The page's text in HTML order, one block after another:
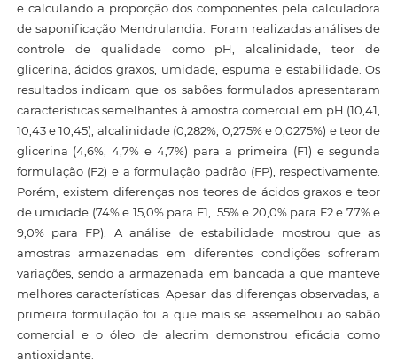
e calculando a proporção dos componentes pela calculadora
de saponificação Mendrulandia. Foram realizadas análises de
controle de qualidade como pH, alcalinidade, teor de
glicerina, ácidos graxos, umidade, espuma e estabilidade. Os
resultados indicam que os sabões formulados apresentaram
características semelhantes à amostra comercial em pH (10,41,
10,43 e 10,45), alcalinidade (0,282%, 0,275% e 0,0275%) e teor de
glicerina (4,6%, 4,7% e 4,7%) para a primeira (F1) e segunda
formulação (F2) e a formulação padrão (FP), respectivamente.
Porém, existem diferenças nos teores de ácidos graxos e teor
de umidade (74% e 15,0% para F1, 55% e 20,0% para F2 e 77% e
9,0% para FP). A análise de estabilidade mostrou que as
amostras armazenadas em diferentes condições sofreram
variações, sendo a armazenada em bancada a que manteve
melhores características. Apesar das diferenças observadas, a
primeira formulação foi a que mais se assemelhou ao sabão
comercial e o óleo de alecrim demonstrou eficácia como
antioxidante.